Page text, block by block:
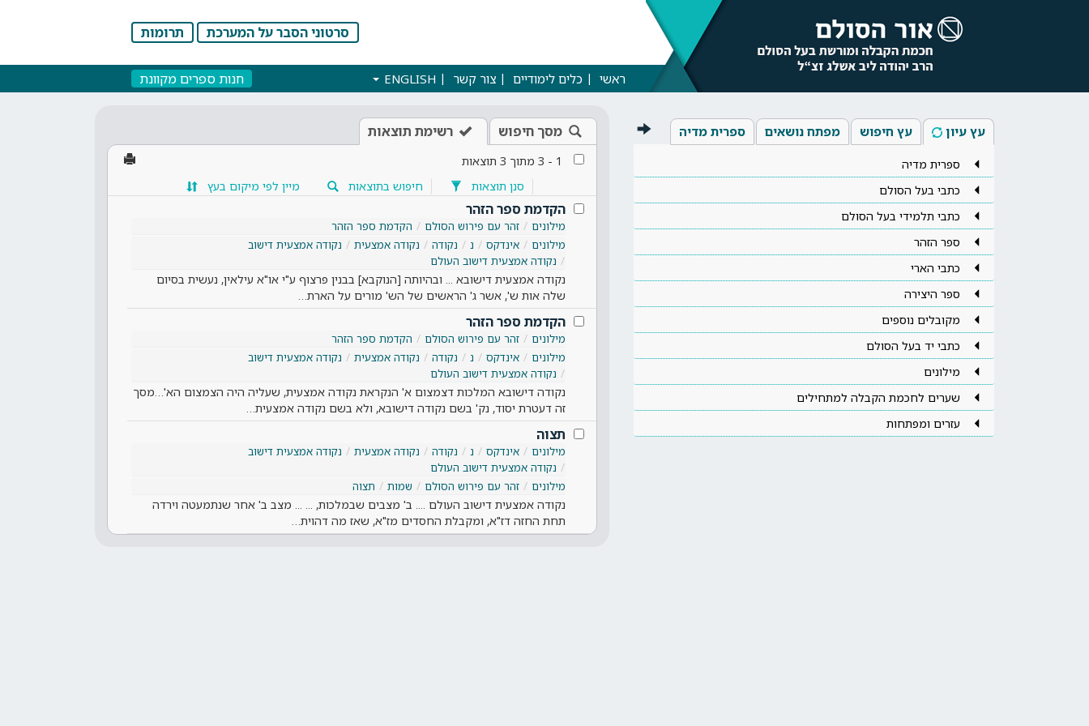
סרטוני הסבר על המערכת תרומות
ראשי כלים לימודיים צור קשר ENGLISH חנות ספרים מקוונת
עץ עיון עץ חיפוש מפתח נושאים ספרית מדיה
ספרית מדיה
כתבי בעל הסולם
כתבי תלמידי בעל הסולם
ספר הזהר
כתבי הארי
ספר היצירה
מקובלים נוספים
כתבי יד בעל הסולם
מילונים
שערים לחכמת הקבלה למתחילים
עזרים ומפתחות
מסך חיפוש רשימת תוצאות
1
-
3 מתוך 3 תוצאות
סנן תוצאות
חיפוש בתוצאות מיין לפי מיקום בעץ
הקדמת ספר הזהר
מילונים זהר עם פירוש הסולם
הקדמת ספר הזהר
מילונים
אינדקס נ נקודה נקודה אמצעית
נקודה אמצעית דישוב
נקודה אמצעית דישוב העולם
נקודה אמצעית דישובא ... ובהיותה [הנוקבא] בבנין פרצוף ע"י או"א עילאין, נעשית בסיום
שלה אות ש', אשר ג' הראשים של הש' מורים על הארת…
הקדמת ספר הזהר
מילונים זהר עם פירוש הסולם
הקדמת ספר הזהר
מילונים
אינדקס נ נקודה נקודה אמצעית
נקודה אמצעית דישוב
נקודה אמצעית דישוב העולם
נקודה דישובא המלכות דצמצום א' הנקראת נקודה אמצעית, שעליה היה הצמצום הא'…מסך
זה דעטרת יסוד, נק' בשם נקודה דישובא, ולא בשם נקודה אמצעית…
תצוה
מילונים אינדקס נ נקודה נקודה אמצעית
נקודה אמצעית דישוב
נקודה אמצעית דישוב העולם
מילונים
זהר עם פירוש הסולם שמות תצוה
נקודה אמצעית דישוב העולם .... ב' מצבים שבמלכות, ... ... מצב ב' אחר שנתמעטה וירדה
תחת החזה דז"א, ומקבלת החסדים מז"א, שאז מה דהוית…